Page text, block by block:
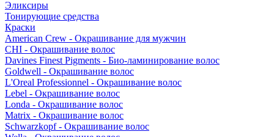
Эликсиры
Тонирующие средства
Краски
American Crew - Окрашивание для мужчин
CHI - Окрашивание волос
Davines Finest Pigments - Био-ламинирование волос
Goldwell - Окрашивание волос
L'Oreal Professionnel - Окрашивание волос
Lebel - Окрашивание волос
Londa - Окрашивание волос
Matrix - Окрашивание волос
Schwarzkopf - Окрашивание волос